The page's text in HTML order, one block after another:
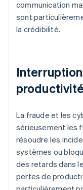
communication
sont
la crédibilité.
productivité
La fraude et les
sérieusement les
résoudre les
systèmes ou
des retards dans
pertes de